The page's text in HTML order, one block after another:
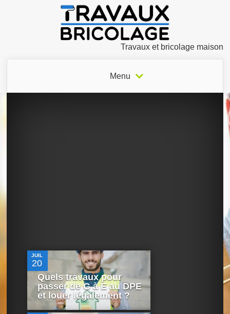
Travaux et bricolage maison
Menu
JUIL
20
Quels travaux pour
passer de G à E au DPE
et louer légalement ?
0